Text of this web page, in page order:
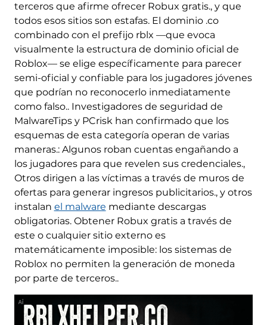
terceros que afirme ofrecer Robux gratis., y que
todos esos sitios son estafas. El dominio .co
combinado con el prefijo rblx —que evoca
visualmente la estructura de dominio oficial de
Roblox— se elige específicamente para parecer
semi-oficial y confiable para los jugadores jóvenes
que podrían no reconocerlo inmediatamente
como falso.. Investigadores de seguridad de
MalwareTips y PCrisk han confirmado que los
esquemas de esta categoría operan de varias
maneras.: Algunos roban cuentas engañando a
los jugadores para que revelen sus credenciales.,
Otros dirigen a las víctimas a través de muros de
ofertas para generar ingresos publicitarios., y otros
instalan el malware mediante descargas
obligatorias. Obtener Robux gratis a través de
este o cualquier sitio externo es
matemáticamente imposible: los sistemas de
Roblox no permiten la generación de moneda
por parte de terceros..